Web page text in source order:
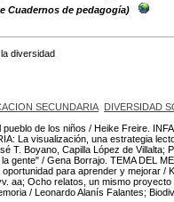
Cuadernos de pedagogía)
diversidad
SECUNDARIA DIVERSIDAD
de los niños / Heike Freire.
La visualización, una estrategia
T. Boyano, Capilla López de Villalta;
gente" / Gena Borrajo. TEMA DEL
para aprender y mejorar
aa; Ocho relatos, un mismo
/ Leonardo Alanís Falantes;